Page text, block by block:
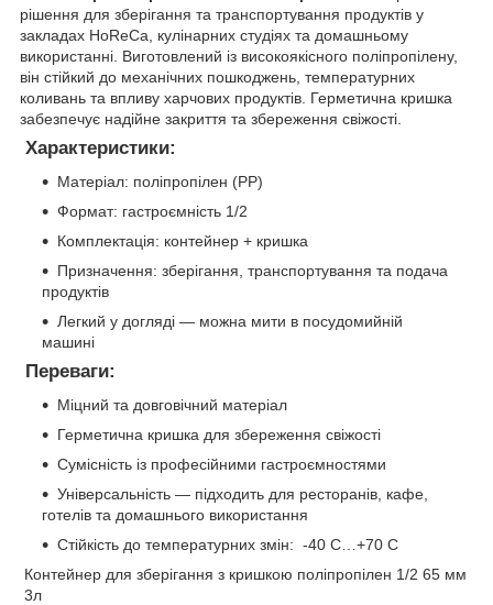
рішення для зберігання та транспортування продуктів у
закладах HoReCa, кулінарних студіях та домашньому
використанні. Виготовлений із високоякісного поліпропілену,
він стійкий до механічних пошкоджень, температурних
коливань та впливу харчових продуктів. Герметична кришка
забезпечує надійне закриття та збереження свіжості.
Характеристики:
Матеріал: поліпропілен (PP)
Формат: гастроємність 1/2
Комплектація: контейнер + кришка
Призначення: зберігання, транспортування та подача
продуктів
Легкий у догляді — можна мити в посудомийній
машині
Переваги:
Міцний та довговічний матеріал
Герметична кришка для збереження свіжості
Сумісність із професійними гастроємностями
Універсальність — підходить для ресторанів, кафе,
готелів та домашнього використання
Стійкість до температурних змін: -40 С…+70 С
Контейнер для зберігання з кришкою поліпропілен 1/2 65 мм
3л